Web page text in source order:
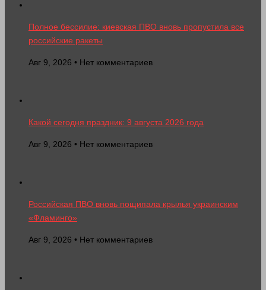
Полное бессилие: киевская ПВО вновь пропустила все
российские ракеты
Авг 9, 2026 • Нет комментариев
Какой сегодня праздник: 9 августа 2026 года
Авг 9, 2026 • Нет комментариев
Российская ПВО вновь пощипала крылья украинским
«Фламинго»
Авг 9, 2026 • Нет комментариев